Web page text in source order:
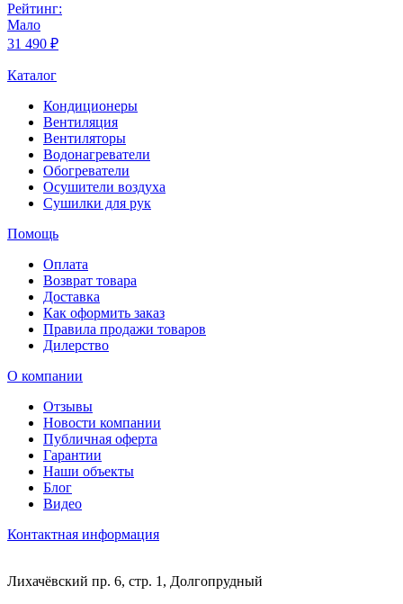
Рейтинг:
Мало
31 490 ₽
Каталог
Кондиционеры
Вентиляция
Вентиляторы
Водонагреватели
Обогреватели
Осушители воздуха
Сушилки для рук
Помощь
Оплата
Возврат товара
Доставка
Как оформить заказ
Правила продажи товаров
Дилерство
О компании
Отзывы
Новости компании
Публичная оферта
Гарантии
Наши объекты
Блог
Видео
Контактная информация
Лихачёвский пр. 6, стр. 1, Долгопрудный